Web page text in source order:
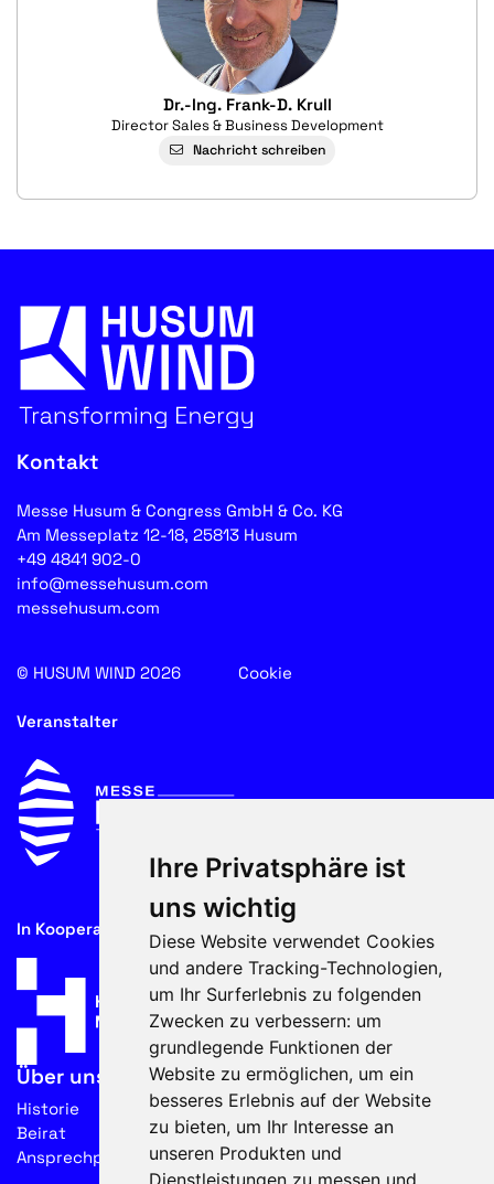
Ihre Privatsphäre ist
uns wichtig
Diese Website verwendet Cookies
und andere Tracking-Technologien,
um Ihr Surferlebnis zu folgenden
Zwecken zu verbessern: um
grundlegende Funktionen der
Website zu ermöglichen, um ein
besseres Erlebnis auf der Website
zu bieten, um Ihr Interesse an
unseren Produkten und
Dienstleistungen zu messen und
Dr.-Ing. Frank-D. Krull
Director Sales & Business Development
Nachricht schreiben
Kontakt
Messe Husum & Congress GmbH & Co. KG
Am Messeplatz 12-18, 25813 Husum
+49 4841 902-0
info@messehusum.com
messehusum.com
© HUSUM WIND 2026 Cookie
Veranstalter
In Kooperation mit
Über uns
Historie
Beirat
Ansprechpartner